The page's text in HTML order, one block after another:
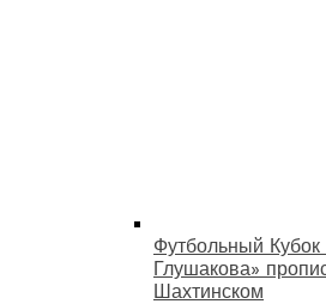
Футбольный
Глушакова»
Шахтинском